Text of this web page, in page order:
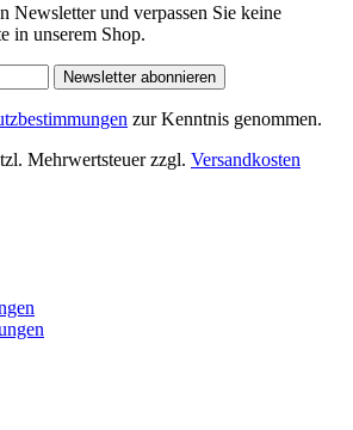
Newsletter und verpassen Sie keine
in unserem Shop.
Newsletter abonnieren
zur Kenntnis genommen.
Mehrwertsteuer zzgl. Versandkosten